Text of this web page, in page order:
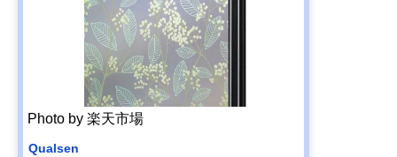
Photo by 楽天市場
Qualsen